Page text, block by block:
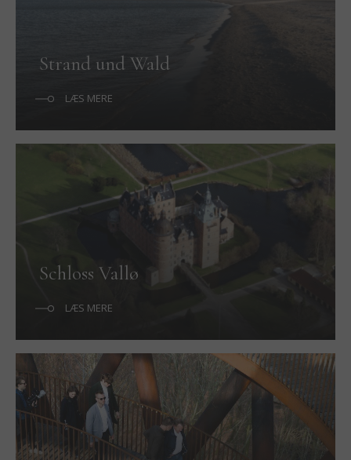
Strand und Wald
LÆS MERE
Schloss Vallø
LÆS MERE